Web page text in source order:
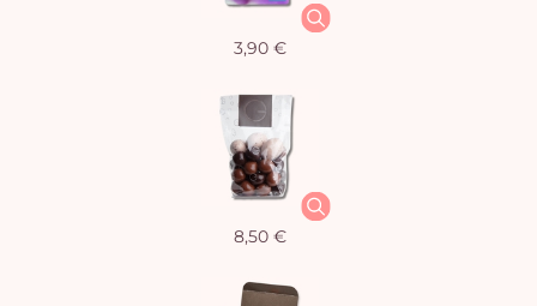
3,90 €
8,50 €